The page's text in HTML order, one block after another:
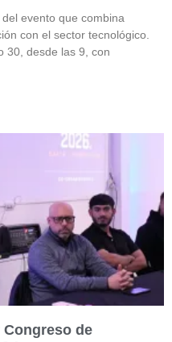
evento que combina
con el sector tecnológico.
30, desde las 9, con
Congreso de